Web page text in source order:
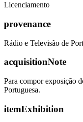
Licenciamento
provenance
Rádio e Televisão de
acquisitionNote
Para compor exposição
Portuguesa.
itemExhibition